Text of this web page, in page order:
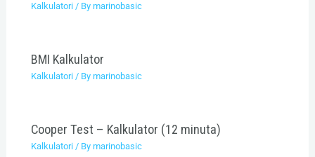
Kalkulatori/ By marinobasic
BMI Kalkulator
Kalkulatori/ By marinobasic
Cooper Test – Kalkulator (12 minuta)
Kalkulatori/ By marinobasic